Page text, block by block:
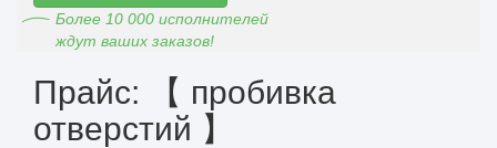
Более 10 000 исполнителей
ждут ваших заказов!
Прайс: 【 пробивка
отверстий 】